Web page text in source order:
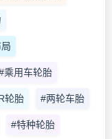
乘用车轮胎
轮胎 #两轮车胎
#特种轮胎